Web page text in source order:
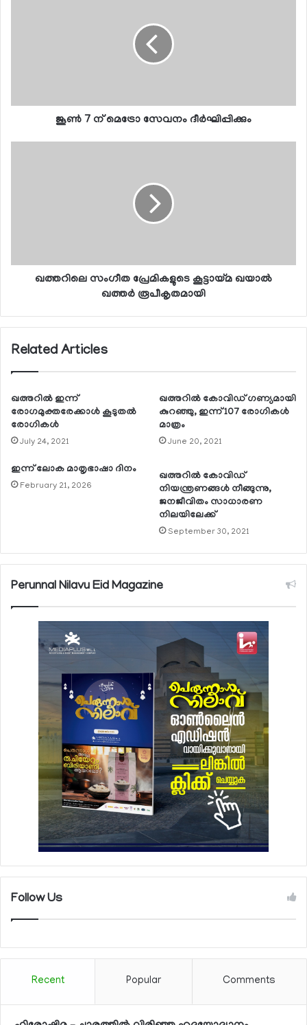
ജൂണ്‍ 7 ന് മെട്രോ സേവനം ദീര്‍ഘിപ്പിക്കും
ഖത്തറിലെ സംഗീത പ്രേമികളുടെ കൂട്ടായ്മ ഖയാല്‍
ഖത്തര്‍ രൂപീകൃതമായി
Related Articles
ഖത്തറില്‍ ഇന്ന്
രോഗമുക്തരേക്കാള്‍ കൂടുതല്‍
രോഗികള്‍
July 24, 2021
ഖത്തറില്‍ കോവിഡ് ഗണ്യമായി
കുറഞ്ഞു, ഇന്ന് 107 രോഗികള്‍
മാത്രം
June 20, 2021
ഇന്ന് ലോക മാതൃഭാഷാ ദിനം
February 21, 2026
ഖത്തറില്‍ കോവിഡ്
നിയന്ത്രണങ്ങള്‍ നീങ്ങുന്നു,
ജനജീവിതം സാധാരണ
നിലയിലേക്ക്
September 30, 2021
Perunnal Nilavu Eid Magazine
Follow Us
Recent Popular Comments